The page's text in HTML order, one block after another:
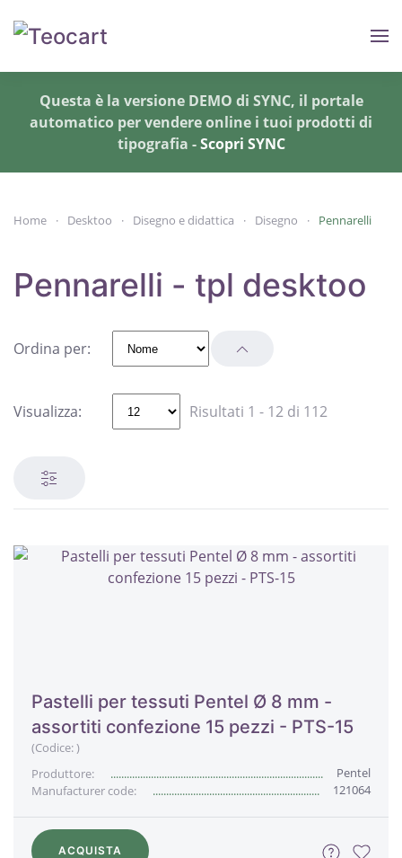
Skip to main content
Questa è la versione DEMO di SYNC, il portale
automatico per vendere online i tuoi prodotti di
tipografia -Scopri SYNC
Home Desktoo Disegno e didattica Disegno Pennarelli
Pennarelli - tpl desktoo
Ordina per:
Visualizza: Risultati 1 - 12 di 112
Pastelli per tessuti Pentel Ø 8 mm -
assortiti confezione 15 pezzi - PTS-15
(Codice:)
Produttore:
Pentel
Manufacturer code:
121064
ACQUISTA